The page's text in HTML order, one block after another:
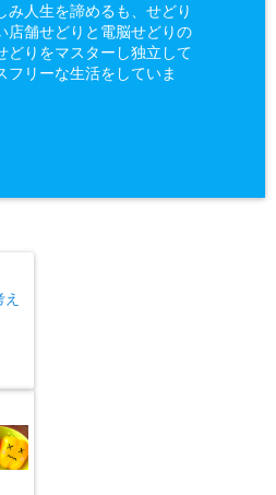
み人生を諦めるも、せどり
店舗せどりと電脳せどりの
どりをマスターし独立して
フリーな生活をしていま